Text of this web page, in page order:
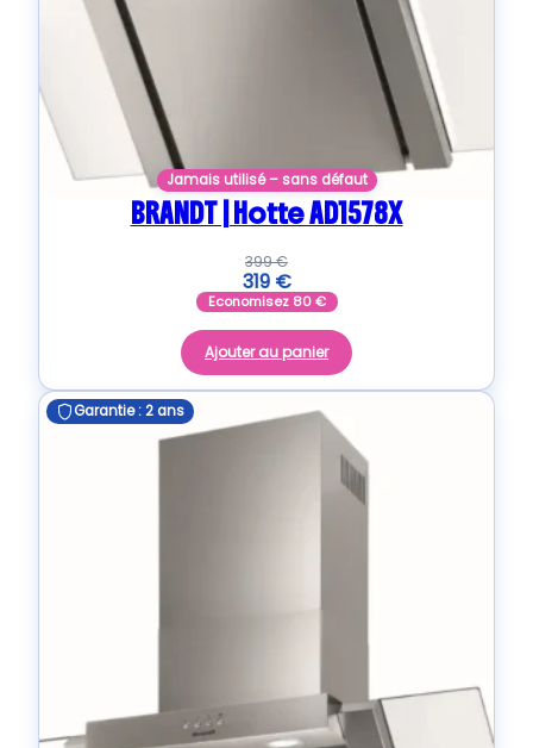
Jamais utilisé – sans défaut
BRANDT | Hotte AD1578X
399€
319 €
Economisez 80€
Ajouter au panier
Garantie : 2 ans